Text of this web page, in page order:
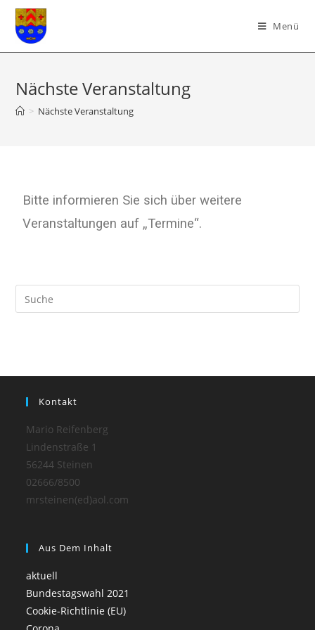
Menü
Nächste Veranstaltung
> Nächste Veranstaltung
Bitte informieren Sie sich über weitere
Veranstaltungen auf „Termine“.
Kontakt
Mario Reifenberg
Lindenstraße 1
56244 Steinen
02666/8500
mrsteinen(ed)aol.com
Aus Dem Inhalt
aktuell
Bundestagswahl 2021
Cookie-Richtlinie (EU)